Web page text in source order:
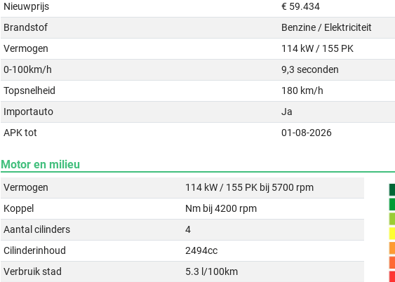
Nieuwprijs
€ 59.434
Brandstof
Benzine / Elektriciteit
Vermogen
114 kW / 155 PK
0-100km/h
9,3 seconden
Topsnelheid
180 km/h
Importauto
Ja
APK tot
01-08-2026
Motor en milieu
Vermogen
114 kW / 155 PK bij 5700 rpm
Koppel
Nm bij 4200 rpm
Aantal cilinders
4
Cilinderinhoud
2494cc
Verbruik stad
5.3 l/100km